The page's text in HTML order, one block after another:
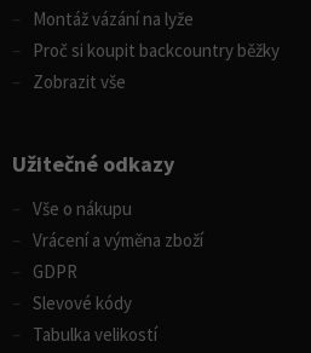
Montáž vázání na lyže
Proč si koupit backcountry běžky
Zobrazit vše
Užitečné odkazy
Vše o nákupu
Vrácení a výměna zboží
GDPR
Slevové kódy
Tabulka velikostí